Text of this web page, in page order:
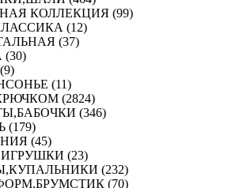
КОЛЛЕКЦИЯ (99)
(12)
(37)
(11)
(2824)
(346)
(45)
(23)
(232)
(70)